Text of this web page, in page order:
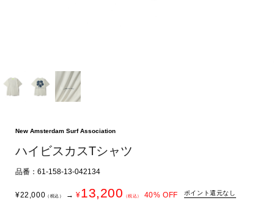
New Amsterdam Surf Association
ハイビスカスTシャツ
品番：61-158-13-042134
¥22,000 （税込） → ¥13,200 （税込） 40% OFF ポイント還元なし